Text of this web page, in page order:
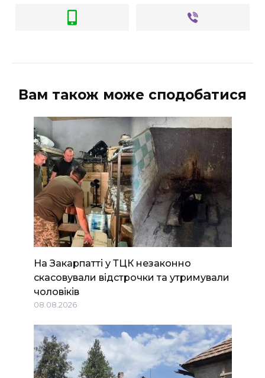
Вам також може сподобатися
На Закарпатті у ТЦК незаконно
скасовували відстрочки та утримували
чоловіків
08.08.2026